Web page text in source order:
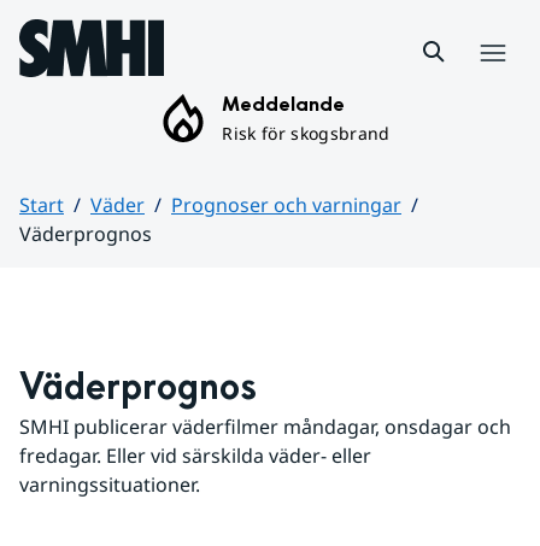
Hoppa till sidans innehåll
Meddelande
Risk för skogsbrand
Start Väder
Prognoser och varningar
Väderprognos
Väderprognos
SMHI publicerar väderfilmer måndagar, onsdagar och
fredagar. Eller vid särskilda väder- eller
varningssituationer.